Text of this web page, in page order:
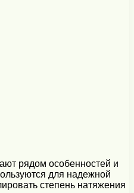
рядом особенностей и
для надежной
степень натяжения